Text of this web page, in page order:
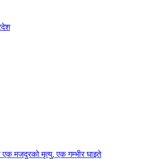
एक मजदुरको मृत्यु, एक गम्भीर घाइते